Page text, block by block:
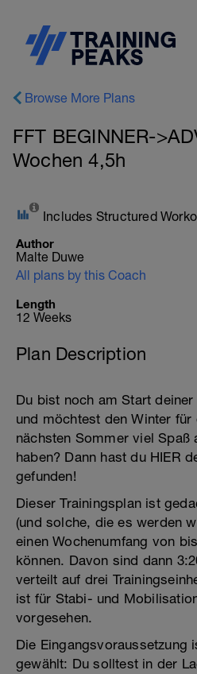
Browse More Plans
FFT BEGINNER-
Wochen 4,5h
Includes Structured
Author
Malte Duwe
All plans by this Coach
Length
12 Weeks
Plan Description
Du bist noch am Start
und möchtest den Winter für
nächsten Sommer viel Spaß
haben? Dann hast du HIER
gefunden!
Dieser Trainingsplan ist
(und solche, die es werden
einen Wochenumfang von
können. Davon sind dann
verteilt auf drei
ist für Stabi- und
vorgesehen.
Die Eingangsvoraussetzung
gewählt: Du solltest in der